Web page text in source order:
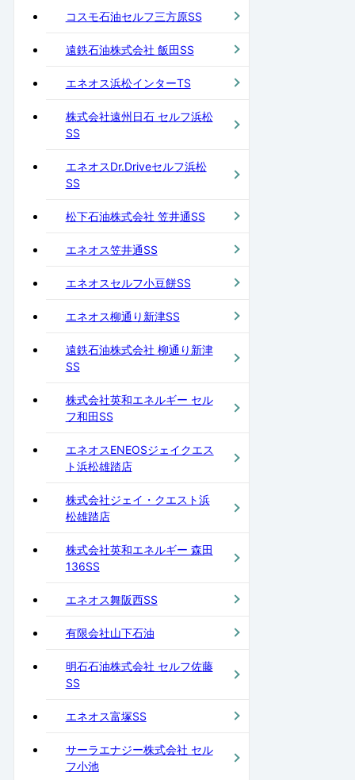
コスモ石油セルフ三方原SS
遠鉄石油株式会社 飯田SS
エネオス浜松インターTS
株式会社遠州日石 セルフ浜松
SS
エネオスDr.Driveセルフ浜松
SS
松下石油株式会社 笠井通SS
エネオス笠井通SS
エネオスセルフ小豆餅SS
エネオス柳通り新津SS
遠鉄石油株式会社 柳通り新津
SS
株式会社英和エネルギー セル
フ和田SS
エネオスENEOSジェイクエス
ト浜松雄踏店
株式会社ジェイ・クエスト浜
松雄踏店
株式会社英和エネルギー 森田
136SS
エネオス舞阪西SS
有限会社山下石油
明石石油株式会社 セルフ佐藤
SS
エネオス富塚SS
サーラエナジー株式会社 セル
フ小池